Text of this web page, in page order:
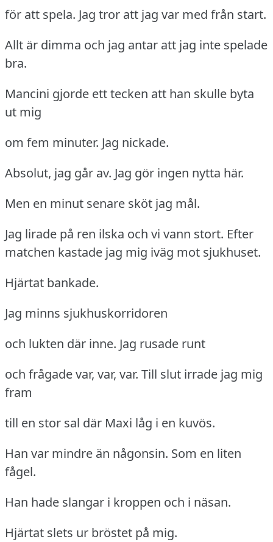
för att spela. Jag tror att jag var med från start.
Allt är dimma och jag antar att jag inte spelade
bra.
Mancini gjorde ett tecken att han skulle byta
ut mig
om fem minuter. Jag nickade.
Absolut, jag går av. Jag gör ingen nytta här.
Men en minut senare sköt jag mål.
Jag lirade på ren ilska och vi vann stort. Efter
matchen kastade jag mig iväg mot sjukhuset.
Hjärtat bankade.
Jag minns sjukhuskorridoren
och lukten där inne. Jag rusade runt
och frågade var, var, var. Till slut irrade jag mig
fram
till en stor sal där Maxi låg i en kuvös.
Han var mindre än någonsin. Som en liten
fågel.
Han hade slangar i kroppen och i näsan.
Hjärtat slets ur bröstet på mig.